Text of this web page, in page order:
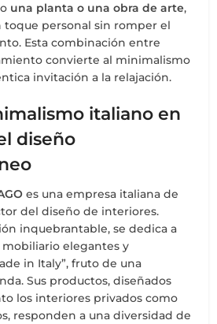
una planta o una obra de arte,
personal sin romper el
Esta combinación entre
convierte al minimalismo
invitación a la relajación.
italiano en
diseño
es una empresa italiana de
del diseño de interiores.
inquebrantable, se dedica a
elegantes y
in Italy”, fruto de una
Sus productos, diseñados
los interiores privados como
responden a una diversidad de